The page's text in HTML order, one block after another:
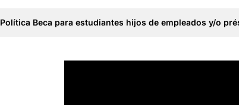
Política Beca para estudiantes hijos de empleados y/o